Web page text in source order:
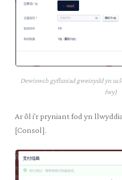
Dewiswch gyfluniad gweinydd yn
fwy)
Ar ôl i'r pryniant fod yn
[Consol].